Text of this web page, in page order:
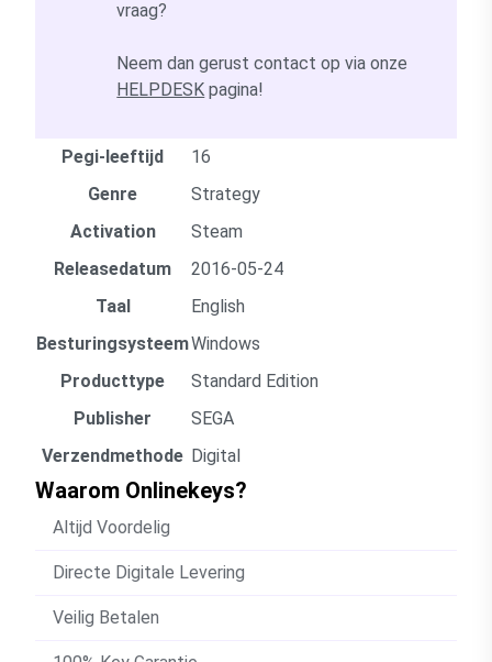
vraag?
Neem dan gerust contact op via onze
HELPDESK pagina!
Pegi-leeftijd
16
Genre
Strategy
Activation
Steam
Releasedatum
2016-05-24
Taal
English
BesturingsysteemWindows
Producttype
Standard Edition
Publisher
SEGA
Verzendmethode Digital
Waarom Onlinekeys?
Altijd Voordelig
Directe Digitale Levering
Veilig Betalen